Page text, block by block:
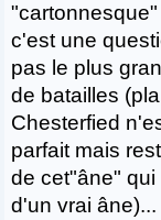
c'est une
pas le plus
de batailles
Chesterfied
parfait mais
de cet"âne"
d'un vrai